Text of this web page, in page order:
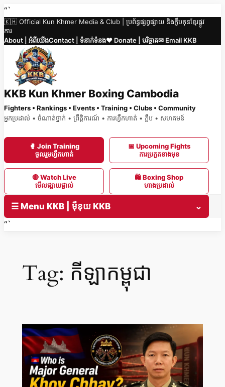
Skip
to
content
“`
🇰🇭 Official Kun Khmer Media & Club | ប្រព័ន្ធផ្សព្វផ្សាយ និងក្លឹបគុនខ្មែរផ្លូវ
ការ
About | អំពីយើងContact | ទំនាក់ទំនង❤️ Donate | បរិច្ចាគ✉ Email KKB
KKB Kun Khmer Boxing Cambodia
Fighters • Rankings • Events • Training • Clubs • Community
អ្នកប្រដាល់ • ចំណាត់ថ្នាក់ • ព្រឹត្តិការណ៍ • ការហ្វឹកហាត់ • ក្លឹប • សហគមន៍
🥊 Join Training
ចូលរួមហ្វឹកហាត់
📅 Upcoming Fights
ការប្រកួតខាងមុខ
🔴 Watch Live
មើលផ្សាយផ្ទាល់
🛍 Boxing Shop
ហាងប្រដាល់
☰ Menu KKB | ម៉ឺនុយ KKB
⌄
“`
Tag: កីឡាកម្ពុជា